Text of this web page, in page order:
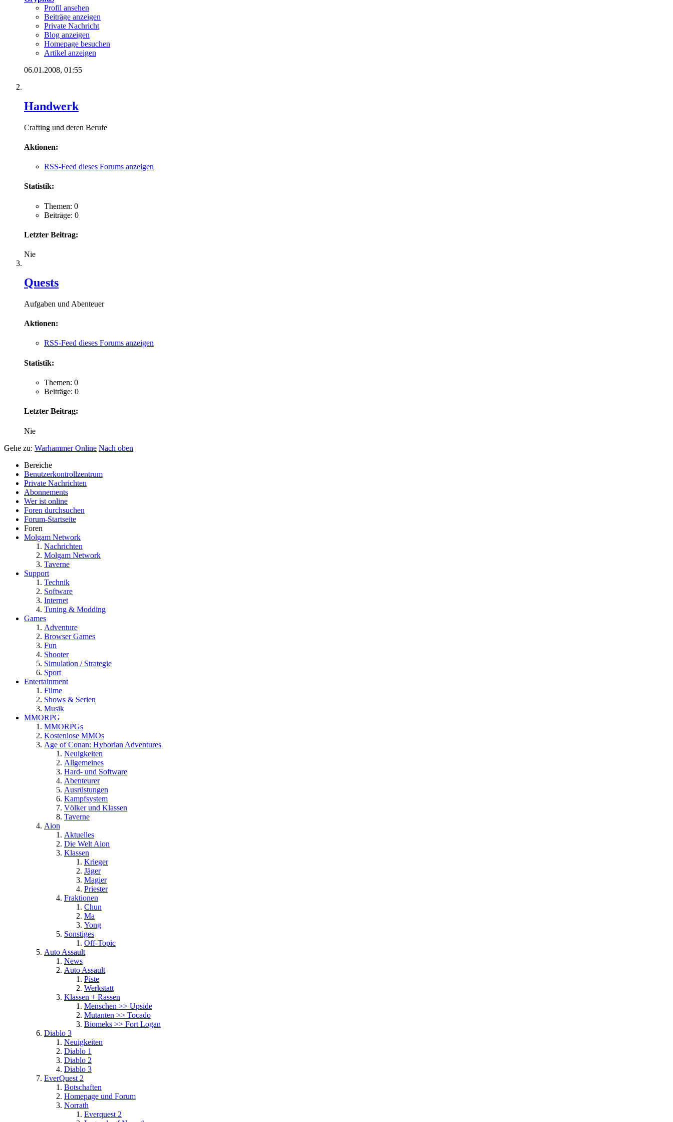
Profil ansehen
Beiträge anzeigen
Private Nachricht
Blog anzeigen
Homepage besuchen
Artikel anzeigen
06.01.2008, 01:55
Handwerk
Crafting und deren Berufe
Aktionen:
RSS-Feed dieses Forums anzeigen
Statistik:
Themen: 0
Beiträge: 0
Letzter Beitrag:
Nie
Quests
Aufgaben und Abenteuer
Aktionen:
RSS-Feed dieses Forums anzeigen
Statistik:
Themen: 0
Beiträge: 0
Letzter Beitrag:
Nie
Gehe zu: Warhammer Online Nach oben
Bereiche
Benutzerkontrollzentrum
Private Nachrichten
Abonnements
Wer ist online
Foren durchsuchen
Forum-Startseite
Foren
Molgam Network
Nachrichten
Molgam Network
Taverne
Support
Technik
Software
Internet
Tuning & Modding
Games
Adventure
Browser Games
Fun
Shooter
Simulation / Strategie
Sport
Entertainment
Filme
Shows & Serien
Musik
MMORPG
MMORPGs
Kostenlose MMOs
Age of Conan: Hyborian Adventures
Neuigkeiten
Allgemeines
Hard- und Software
Abenteurer
Ausrüstungen
Kampfsystem
Völker und Klassen
Taverne
Aion
Aktuelles
Die Welt Aion
Klassen
Krieger
Jäger
Magier
Priester
Fraktionen
Chun
Ma
Yong
Sonstiges
Off-Topic
Auto Assault
News
Auto Assault
Piste
Werkstatt
Klassen + Rassen
Menschen >> Upside
Mutanten >> Tocado
Biomeks >> Fort Logan
Diablo 3
Neuigkeiten
Diablo 1
Diablo 2
Diablo 3
EverQuest 2
Botschaften
Homepage und Forum
Norrath
Everquest 2